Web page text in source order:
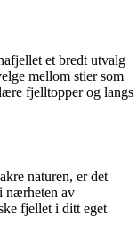
et bredt utvalg
mellom stier som
fjelltopper og langs
naturen, er det
nærheten av
fjellet i ditt eget